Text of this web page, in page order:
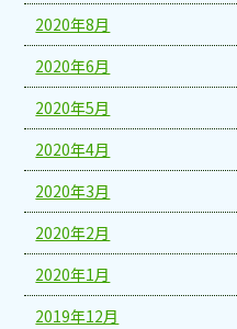
2020年8月
2020年6月
2020年5月
2020年4月
2020年3月
2020年2月
2020年1月
2019年12月